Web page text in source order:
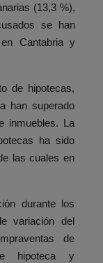
(13,3 %),
se han
Cantabria y
de hipotecas,
han superado
inmuebles. La
ha sido
las cuales en
durante los
variación del
de
hipoteca y